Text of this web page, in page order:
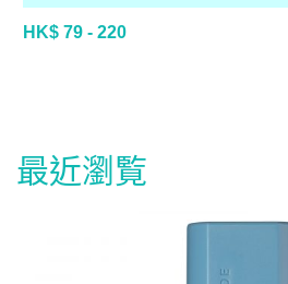
HK$ 79 - 220
最近瀏覧